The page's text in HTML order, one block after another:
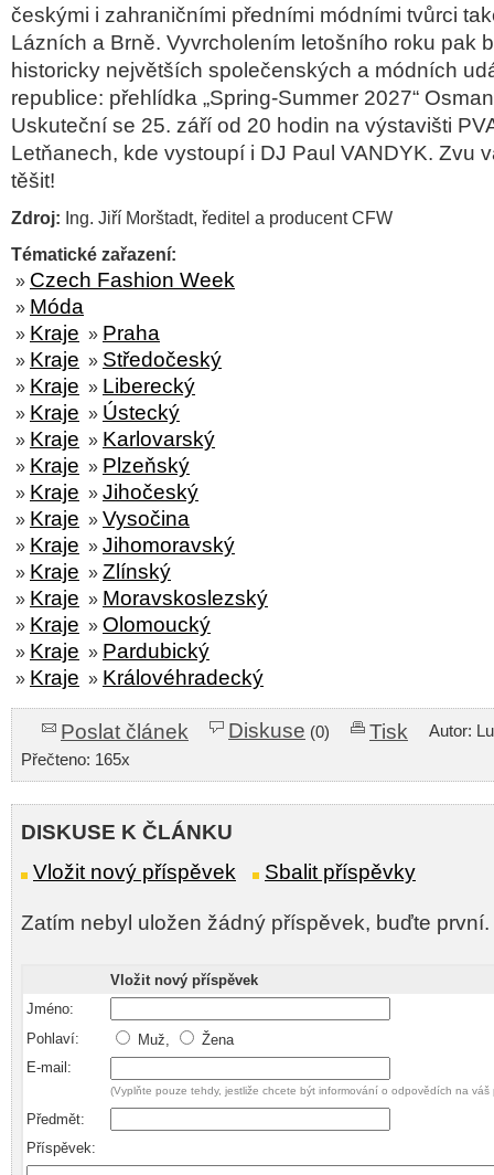
českými i zahraničními předními módními tvůrci
Lázních a Brně. Vyvrcholením letošního roku pak
historicky největších společenských a módních
republice: přehlídka „Spring-Summer 2027“
Uskuteční se 25. září od 20 hodin na výstavišti
Letňanech, kde vystoupí i DJ Paul VANDYK. Zvu
těšit!
Zdroj: Ing. Jiří Morštadt, ředitel a producent CFW
Tématické zařazení:
» Czech Fashion Week
» Móda
» Kraje » Praha
» Kraje » Středočeský
» Kraje » Liberecký
» Kraje » Ústecký
» Kraje » Karlovarský
» Kraje » Plzeňský
» Kraje » Jihočeský
» Kraje » Vysočina
» Kraje » Jihomoravský
» Kraje » Zlínský
» Kraje » Moravskoslezský
» Kraje » Olomoucký
» Kraje » Pardubický
» Kraje » Královéhradecký
Poslat článek Diskuse (0) Tisk
Autor:
Přečteno: 165x
DISKUSE K ČLÁNKU
Vložit nový příspěvek
Sbalit příspěvky
Zatím nebyl uložen žádný příspěvek, buďte první.
Vložit nový příspěvek
Jméno:
Pohlaví:
Muž,
Žena
E-mail:
(Vyplňte pouze tehdy, jestliže chcete být informování o odpovědích na váš
Předmět:
Příspěvek: